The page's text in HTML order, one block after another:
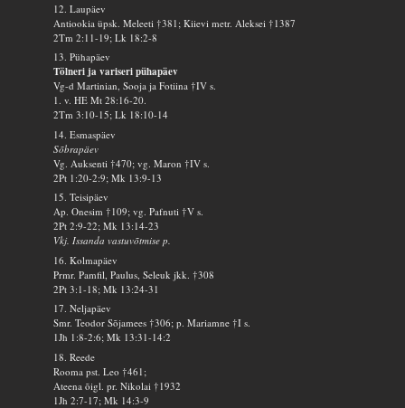
12. Laupäev
Antiookia üpsk. Meleeti †381; Kiievi metr. Aleksei †1387
2Tm 2:11-19; Lk 18:2-8
13. Pühapäev
Tölneri ja variseri pühapäev
Vg-d Martinian, Sooja ja Fotiina †IV s.
1. v. HE Mt 28:16-20.
2Tm 3:10-15; Lk 18:10-14
14. Esmaspäev
Sõbrapäev
Vg. Auksenti †470; vg. Maron †IV s.
2Pt 1:20-2:9; Mk 13:9-13
15. Teisipäev
Ap. Onesim †109; vg. Pafnuti †V s.
2Pt 2:9-22; Mk 13:14-23
Vkj. Issanda vastuvõtmise p.
16. Kolmapäev
Prmr. Pamfil, Paulus, Seleuk jkk. †308
2Pt 3:1-18; Mk 13:24-31
17. Neljapäev
Smr. Teodor Sõjamees †306; p. Mariamne †I s.
1Jh 1:8-2:6; Mk 13:31-14:2
18. Reede
Rooma pst. Leo †461;
Ateena õigl. pr. Nikolai †1932
1Jh 2:7-17; Mk 14:3-9